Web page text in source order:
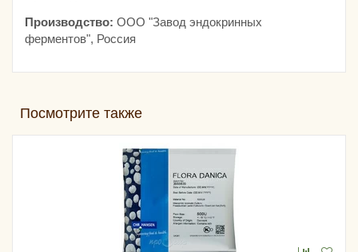
Производство: ООО "Завод эндокринных
ферментов", Россия
Посмотрите также